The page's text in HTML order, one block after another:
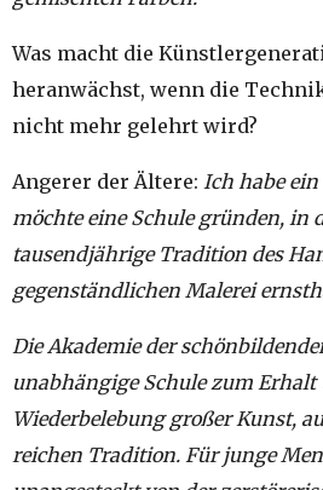
Was macht die
heranwächst, wenn die
nicht mehr gelehrt wird?
Angerer der Ältere: Ich habe ein
möchte eine Schule gründen, in
tausendjährige Tradition des
gegenständlichen Malerei
Die Akademie der
unabhängige Schule zum Erhalt
Wiederbelebung großer Kunst,
reichen Tradition. Für junge